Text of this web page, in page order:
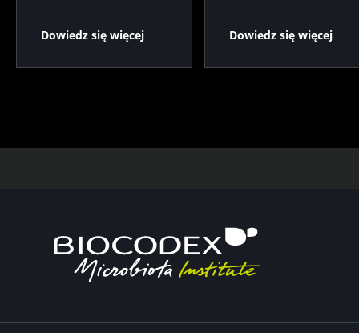
Dowiedz się więcej Dowiedz się więcej